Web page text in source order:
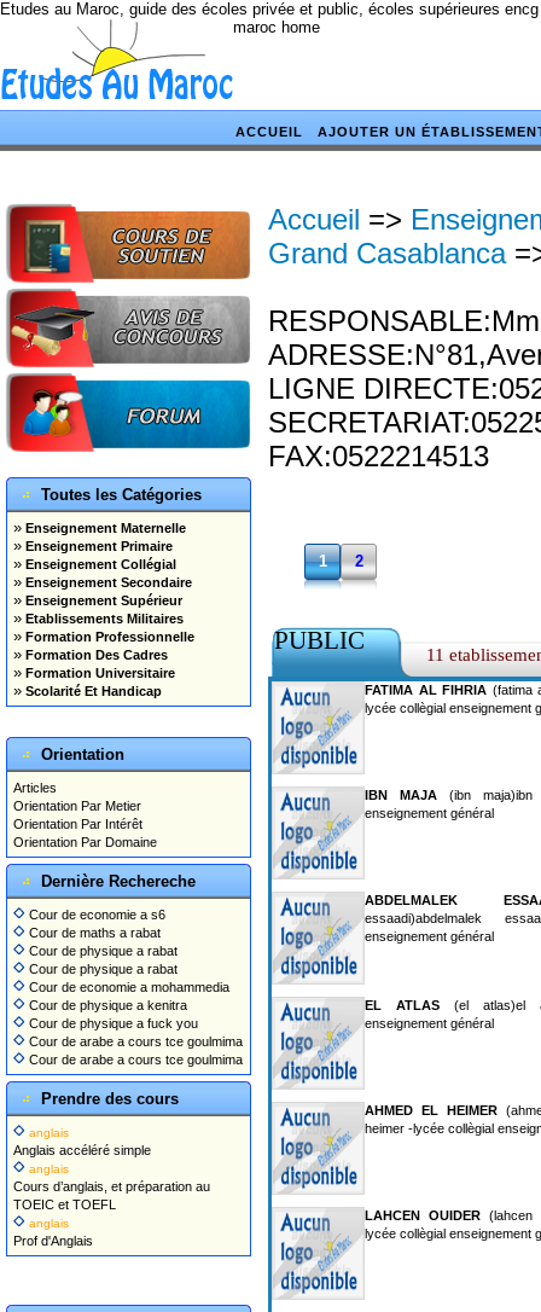
Etudes au Maroc, guide des écoles privée et public, écoles supérieures
maroc home
ACCUEIL AJOUTER UN
Toutes les Catégories
» Enseignement Maternelle
» Enseignement Primaire
» Enseignement Collégial
» Enseignement Secondaire
» Enseignement Supérieur
» Etablissements Militaires
» Formation Professionnelle
» Formation Des Cadres
» Formation Universitaire
» Scolarité Et Handicap
Orientation
Articles
Orientation Par Metier
Orientation Par Intérêt
Orientation Par Domaine
Dernière Rechereche
Cour de economie a s6
Cour de maths a rabat
Cour de physique a rabat
Cour de physique a rabat
Cour de economie a mohammedia
Cour de physique a kenitra
Cour de physique a fuck you
Cour de arabe a cours tce goulmima
Cour de arabe a cours tce goulmima
Prendre des cours
anglais
Anglais accéléré simple
anglais
Cours d’anglais, et préparation au
TOEIC et TOEFL
anglais
Prof d'Anglais
Accueil =>
Grand Casablanca
LIGNE
FAX:0522214513
1 2
PUBLIC 11
FATIMA AL FIHRIA (fatima
lycée collègial enseignement
IBN MAJA (ibn maja)ibn
enseignement général
ABDELMALEK
essaadi)abdelmalek
enseignement général
EL ATLAS (el atlas)el
enseignement général
AHMED EL HEIMER
heimer -lycée collègial
LAHCEN OUIDER (lahcen
lycée collègial enseignement